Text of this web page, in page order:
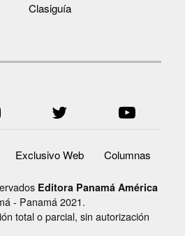
Clasiguía
Exclusivo Web Columnas
Editora Panamá América
- Panamá 2021.
total o parcial, sin autorización